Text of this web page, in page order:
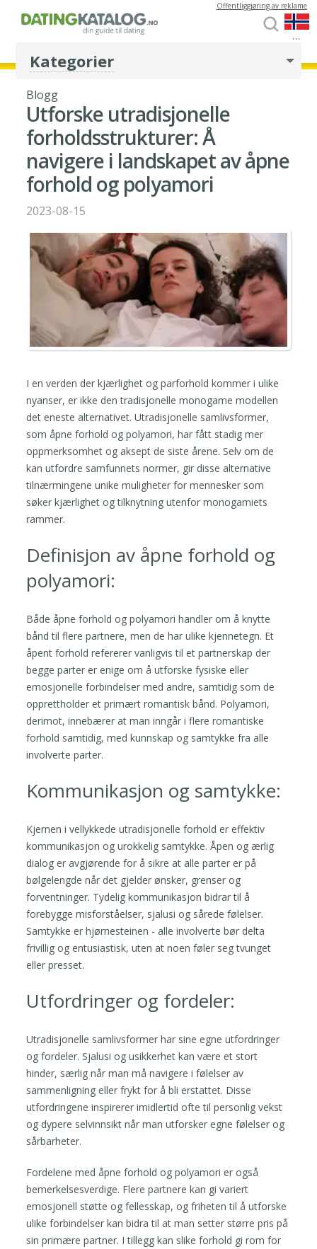
...
Offentliggjøring av reklame
Kategorier
Blogg
Utforske utradisjonelle
forholdsstrukturer: Å
navigere i landskapet av åpne
forhold og polyamori
2023-08-15
I en verden der kjærlighet og parforhold kommer i ulike
nyanser, er ikke den tradisjonelle monogame modellen
det eneste alternativet. Utradisjonelle samlivsformer,
som åpne forhold og polyamori, har fått stadig mer
oppmerksomhet og aksept de siste årene. Selv om de
kan utfordre samfunnets normer, gir disse alternative
tilnærmingene unike muligheter for mennesker som
søker kjærlighet og tilknytning utenfor monogamiets
rammer.
Definisjon av åpne forhold og
polyamori:
Både åpne forhold og polyamori handler om å knytte
bånd til flere partnere, men de har ulike kjennetegn. Et
åpent forhold refererer vanligvis til et partnerskap der
begge parter er enige om å utforske fysiske eller
emosjonelle forbindelser med andre, samtidig som de
opprettholder et primært romantisk bånd. Polyamori,
derimot, innebærer at man inngår i flere romantiske
forhold samtidig, med kunnskap og samtykke fra alle
involverte parter.
Kommunikasjon og samtykke:
Kjernen i vellykkede utradisjonelle forhold er effektiv
kommunikasjon og urokkelig samtykke. Åpen og ærlig
dialog er avgjørende for å sikre at alle parter er på
bølgelengde når det gjelder ønsker, grenser og
forventninger. Tydelig kommunikasjon bidrar til å
forebygge misforståelser, sjalusi og sårede følelser.
Samtykke er hjørnesteinen - alle involverte bør delta
frivillig og entusiastisk, uten at noen føler seg tvunget
eller presset.
Utfordringer og fordeler:
Utradisjonelle samlivsformer har sine egne utfordringer
og fordeler. Sjalusi og usikkerhet kan være et stort
hinder, særlig når man må navigere i følelser av
sammenligning eller frykt for å bli erstattet. Disse
utfordringene inspirerer imidlertid ofte til personlig vekst
og dypere selvinnsikt når man utforsker egne følelser og
sårbarheter.
Fordelene med åpne forhold og polyamori er også
bemerkelsesverdige. Flere partnere kan gi variert
emosjonell støtte og fellesskap, og friheten til å utforske
ulike forbindelser kan bidra til at man setter større pris på
sin primære partner. I tillegg kan slike forhold gi rom for